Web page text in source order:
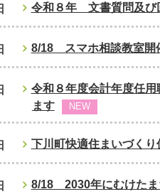
令和８年 文書質問及び
8/18 スマホ相談教室開
令和８年度会計年度任
ます
NEW
下川町快適住まいづく
8/18 2030年にむけたま